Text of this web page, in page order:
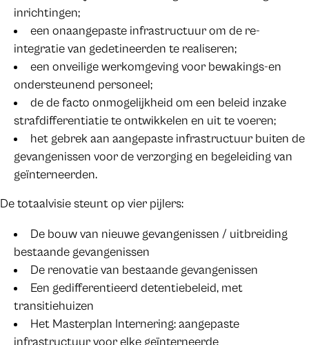
inrichtingen;
een onaangepaste infrastructuur om de re-
integratie van gedetineerden te realiseren;
een onveilige werkomgeving voor bewakings-en
ondersteunend personeel;
de de facto onmogelijkheid om een beleid inzake
strafdifferentiatie te ontwikkelen en uit te voeren;
het gebrek aan aangepaste infrastructuur buiten de
gevangenissen voor de verzorging en begeleiding van
geïnterneerden.
De totaalvisie steunt op vier pijlers:
De bouw van nieuwe gevangenissen / uitbreiding
bestaande gevangenissen
De renovatie van bestaande gevangenissen
Een gedifferentieerd detentiebeleid, met
transitiehuizen
Het Masterplan Internering: aangepaste
infrastructuur voor elke geïnterneerde